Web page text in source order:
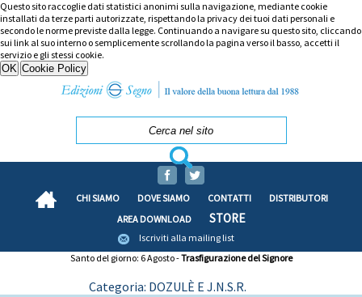
Questo sito raccoglie dati statistici anonimi sulla navigazione, mediante cookie
installati da terze parti autorizzate, rispettando la privacy dei tuoi dati personali e
secondo le norme previste dalla legge. Continuando a navigare su questo sito, cliccando
sui link al suo interno o semplicemente scrollando la pagina verso il basso, accetti il
servizio e gli stessi cookie.
CHI SIAMO DOVE SIAMO CONTATTI
DISTRIBUTORI
AREA DOWNLOAD
STORE
Iscriviti alla mailing list
Santo del giorno: 6 Agosto -Trasfigurazione del Signore
Categoria: DOZULÈ E J.N.S.R.